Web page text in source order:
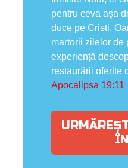
pentru ceva aşa
duce pe Cristi,
martorii zilelor de
experiență
restaurării oferite
Apocalipsa 19:11